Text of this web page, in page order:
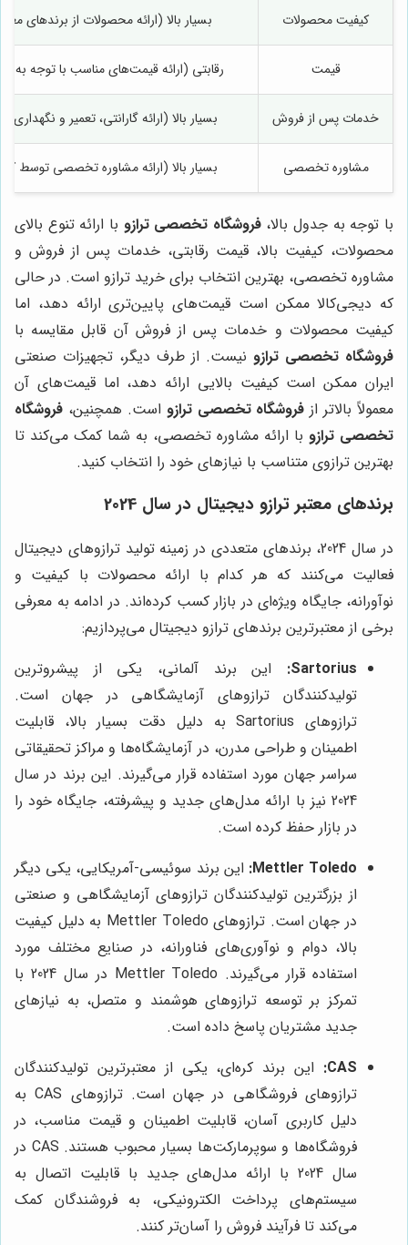
کیفیت محصولات بسیار بالا (ارائه محصولات از برندهای
قیمت رقابتی (ارائه قیمت‌های مناسب با توجه به
خدمات پس از فروش بسیار بالا (ارائه گارانتی، تعمیر و
مشاوره تخصصی بسیار بالا (ارائه مشاوره تخصصی توسط
با توجه به جدول بالا،فروشگاه تخصصی ترازو با ارائه تنوع بالای
محصولات، کیفیت بالا، قیمت رقابتی، خدمات پس از فروش و
مشاوره تخصصی، بهترین انتخاب برای خرید ترازو است. در حالی
که دیجی‌کالا ممکن است قیمت‌های پایین‌تری ارائه دهد، اما
کیفیت محصولات و خدمات پس از فروش آن قابل مقایسه با
فروشگاه تخصصی ترازو نیست. از طرف دیگر، تجهیزات صنعتی
ایران ممکن است کیفیت بالایی ارائه دهد، اما قیمت‌های آن
معمولاً بالاتر از فروشگاه تخصصی ترازو است. همچنین، فروشگاه
تخصصی ترازو با ارائه مشاوره تخصصی، به شما کمک می‌کند تا
بهترین ترازوی متناسب با نیازهای خود را انتخاب کنید.
برندهای معتبر ترازو دیجیتال در سال 2024
در سال 2024، برندهای متعددی در زمینه تولید ترازوهای دیجیتال
فعالیت می‌کنند که هر کدام با ارائه محصولات با کیفیت و
نوآورانه، جایگاه ویژه‌ای در بازار کسب کرده‌اند. در ادامه به معرفی
برخی از معتبرترین برندهای ترازو دیجیتال می‌پردازیم:
Sartorius:
این برند آلمانی، یکی از پیشروترین
تولیدکنندگان ترازوهای آزمایشگاهی در جهان است.
ترازوهای Sartorius به دلیل دقت بسیار بالا، قابلیت
اطمینان و طراحی مدرن، در آزمایشگاه‌ها و مراکز تحقیقاتی
سراسر جهان مورد استفاده قرار می‌گیرند. این برند در سال
2024 نیز با ارائه مدل‌های جدید و پیشرفته، جایگاه خود را
در بازار حفظ کرده است.
Mettler Toledo: این برند سوئیسی-آمریکایی، یکی دیگر
از بزرگترین تولیدکنندگان ترازوهای آزمایشگاهی و صنعتی
در جهان است. ترازوهای Mettler Toledo به دلیل کیفیت
بالا، دوام و نوآوری‌های فناورانه، در صنایع مختلف مورد
استفاده قرار می‌گیرند. Mettler Toledo در سال 2024 با
تمرکز بر توسعه ترازوهای هوشمند و متصل، به نیازهای
جدید مشتریان پاسخ داده است.
CAS:
این برند کره‌ای، یکی از معتبرترین تولیدکنندگان
ترازوهای فروشگاهی در جهان است. ترازوهای CAS به
دلیل کاربری آسان، قابلیت اطمینان و قیمت مناسب، در
فروشگاه‌ها و سوپرمارکت‌ها بسیار محبوب هستند. CAS در
سال 2024 با ارائه مدل‌های جدید با قابلیت اتصال به
سیستم‌های پرداخت الکترونیکی، به فروشندگان کمک
می‌کند تا فرآیند فروش را آسان‌تر کنند.